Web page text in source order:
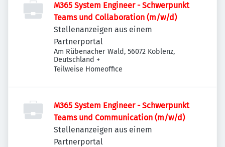
M365 System Engineer - Schwerpunkt
Teams und Collaboration (m/w/d)
Stellenanzeigen aus einem
Partnerportal
Am Rübenacher Wald, 56072 Koblenz,
Deutschland +
Teilweise Homeoffice
M365 System Engineer - Schwerpunkt
Teams und Communication (m/w/d)
Stellenanzeigen aus einem
Partnerportal